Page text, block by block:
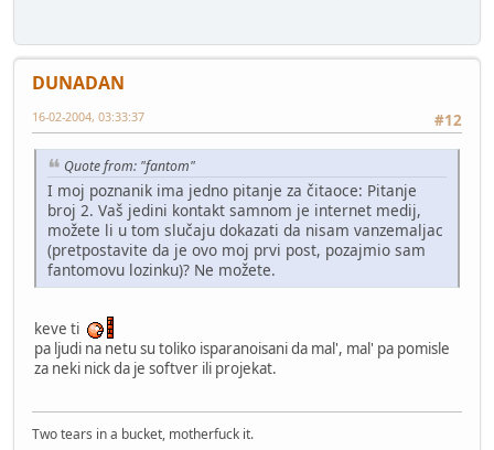
DUNADAN
#12
16-02-2004, 03:33:37
Quote from: "fantom"
I moj poznanik ima jedno pitanje za čitaoce: Pitanje
broj 2. Vaš jedini kontakt samnom je internet medij,
možete li u tom slučaju dokazati da nisam vanzemaljac
(pretpostavite da je ovo moj prvi post, pozajmio sam
fantomovu lozinku)? Ne možete.
keve ti
pa ljudi na netu su toliko isparanoisani da mal', mal' pa pomisle
za neki nick da je softver ili projekat.
Two tears in a bucket, motherfuck it.